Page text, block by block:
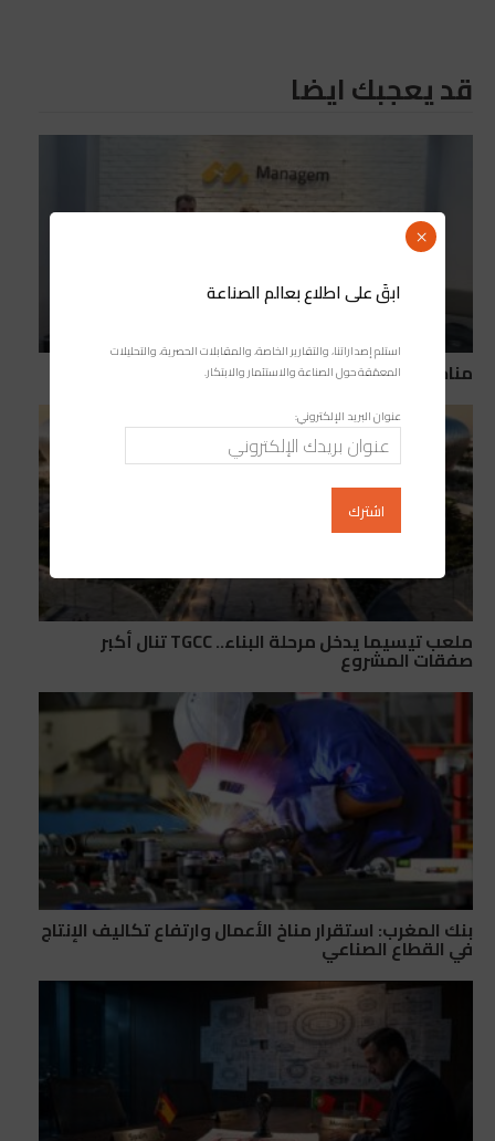
قد يعجبك ايضا
مناجم تطلق “Mana Energy” لتطوير الطاقة
ملعب تيسيما يدخل مرحلة البناء.. TGCC تنال أكبر
صفقات المشروع
بنك المغرب: استقرار مناخ الأعمال وارتفاع تكاليف الإنتاج
في القطاع الصناعي
ابقَ على اطلاع بعالم الصناعة
استلم إصداراتنا، والتقارير الخاصة، والمقابلات الحصرية، والتحليلات
المعمّقة حول الصناعة والاستثمار والابتكار.
عنوان البريد الإلكتروني:
×